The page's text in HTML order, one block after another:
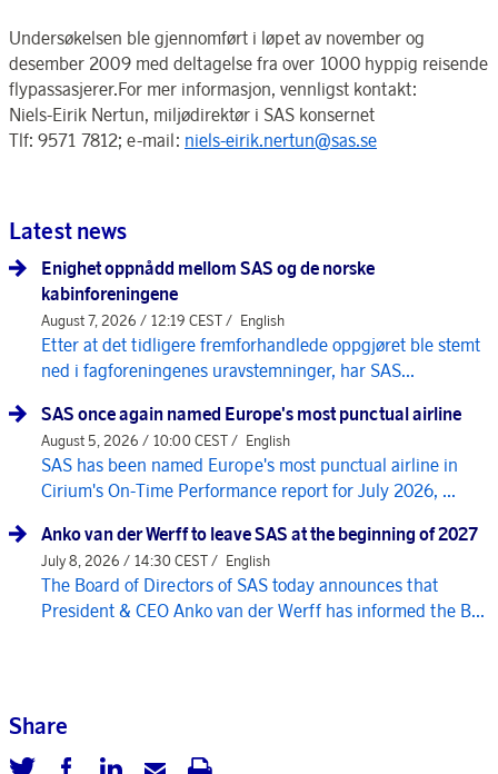
Undersøkelsen ble gjennomført i løpet av november og
desember 2009 med deltagelse fra over 1000 hyppig reisende
flypassasjerer.For mer informasjon, vennligst kontakt:
Niels-Eirik Nertun, miljødirektør i SAS konsernet
Tlf: 9571 7812; e-mail: niels-eirik.nertun@sas.se
Latest news
Enighet oppnådd mellom SAS og de norske
kabinforeningene
August 7, 2026 / 12:19 CEST / English
Etter at det tidligere fremforhandlede oppgjøret ble stemt
ned i fagforeningenes uravstemninger, har SAS...
SAS once again named Europe's most punctual airline
August 5, 2026 / 10:00 CEST / English
SAS has been named Europe's most punctual airline in
Cirium's On-Time Performance report for July 2026, ...
Anko van der Werff to leave SAS at the beginning of 2027
July 8, 2026 / 14:30 CEST / English
The Board of Directors of SAS today announces that
President & CEO Anko van der Werff has informed the B...
Share